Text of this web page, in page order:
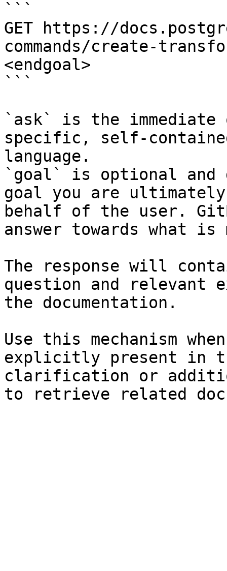
```
GET https://
commands/create-
<endgoal>
```
`ask` is the
specific, self-
language.
`goal` is optional and
goal you are
behalf of the user.
answer towards what
The response will
question and relevant
the documentation.
Use this mechanism
explicitly present in
clarification or